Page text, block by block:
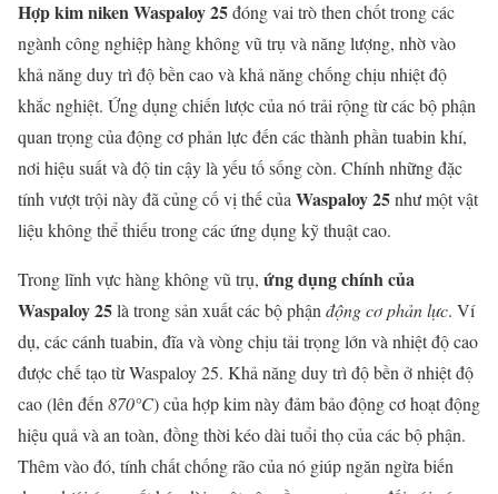
Hợp kim niken Waspaloy 25đóng vai trò then chốt trong các
ngành công nghiệp hàng không vũ trụ và năng lượng, nhờ vào
khả năng duy trì độ bền cao và khả năng chống chịu nhiệt độ
khắc nghiệt. Ứng dụng chiến lược của nó trải rộng từ các bộ phận
quan trọng của động cơ phản lực đến các thành phần tuabin khí,
nơi hiệu suất và độ tin cậy là yếu tố sống còn. Chính những đặc
tính vượt trội này đã củng cố vị thế của Waspaloy 25như một vật
liệu không thể thiếu trong các ứng dụng kỹ thuật cao.
Trong lĩnh vực hàng không vũ trụ, ứng dụng chính của
Waspaloy 25là trong sản xuất các bộ phận động cơ phản lực. Ví
dụ, các cánh tuabin, đĩa và vòng chịu tải trọng lớn và nhiệt độ cao
được chế tạo từ Waspaloy 25. Khả năng duy trì độ bền ở nhiệt độ
cao (lên đến 870°C) của hợp kim này đảm bảo động cơ hoạt động
hiệu quả và an toàn, đồng thời kéo dài tuổi thọ của các bộ phận.
Thêm vào đó, tính chất chống rão của nó giúp ngăn ngừa biến